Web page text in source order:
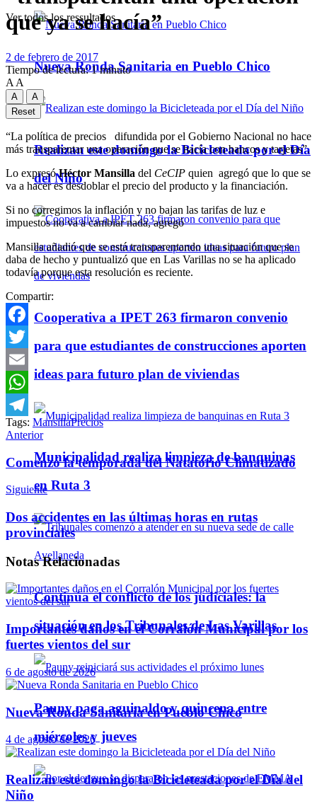
Nueva Ronda Sanitaria en Pueblo Chico
Realizan este domingo la Bicicleteada por el Día
del Niño
Cooperativa a IPET 263 firmaron convenio
para que estudiantes de construcciones aporten
ideas para futuro plan de viviendas
Municipalidad realiza limpieza de banquinas
en Ruta 3
Continúa el conflicto de los judiciales: la
situación en los Tribunales de Las Varillas
Pauny paga aguinaldo y quincena entre
miércoles y jueves
Ver todos los ressultados
que ya se hacía”
2 de febrero de 2017
Tiempo de lectura: 1 minuto
A A
A
A
Reset
“La política de precios difundida por el Gobierno Nacional no hace
más transparentar una operación que se hacía con bancos y tarjetas”.
Lo expresóHéctor Mansilla del CeCIP quien agregó que lo que se
va a hacer es desdoblar el precio del producto y la financiación.
Si no corregimos la inflación y no bajan las tarifas de luz e
impuestos no va a cambiar nada, agregó
Mansilla añadió que se está transparentando una situación que se
daba de hecho y puntualizó que en Las Varillas no se ha aplicado
todavía porque esta resolución es reciente.
Compartir:
Facebook
Twitter
Email
WhatsApp
Telegram
Tags: MansillaPrecios
Anterior
Comenzó la temporada del Natatorio Climatizado
Siguiente
Dos accidentes en las últimas horas en rutas
provinciales
NotasRelacionadas
Importantes daños en el Corralón Municipal por los
fuertes vientos del sur
6 de agosto de 2026
Nueva Ronda Sanitaria en Pueblo Chico
4 de agosto de 2026
Realizan este domingo la Bicicleteada por el Día del
Niño